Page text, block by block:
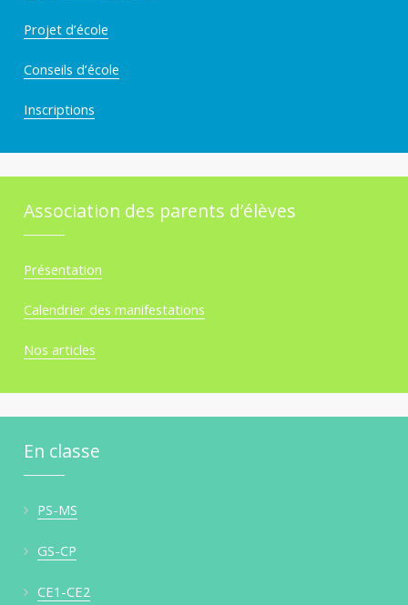
Projet d’école
Conseils d’école
Inscriptions
Association des parents d’élèves
Présentation
Calendrier des manifestations
Nos articles
En classe
PS-MS
GS-CP
CE1-CE2